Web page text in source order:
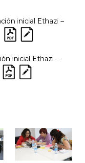
inicial Ethazi –
inicial Ethazi –